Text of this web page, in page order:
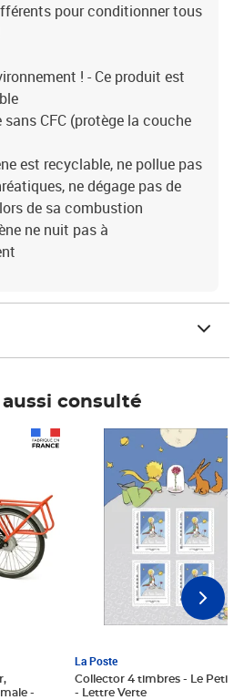
pour conditionner tous
! - Ce produit est
sans CFC (protège la couche
est recyclable, ne pollue pas
ne dégage pas de
de sa combustion
ne nuit pas à
consulté
La Poste
Collector 4 timbres - Le Petit
- Lettre Verte
Prix 6,25€ HT